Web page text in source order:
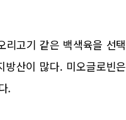
고기 같은 백색육을 선택
산이 많다. 미오글로빈은
.